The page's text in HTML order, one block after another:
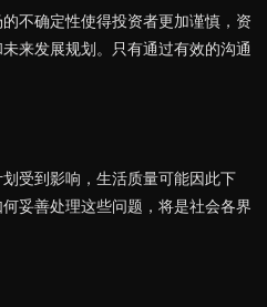
不确定性使得投资者更加谨慎，资
来发展规划。只有通过有效的沟通
受到影响，生活质量可能因此下
妥善处理这些问题，将是社会各界